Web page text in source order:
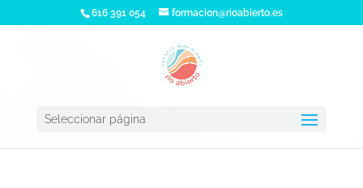
616 391 054 formacion@rioabierto.es
Seleccionar página